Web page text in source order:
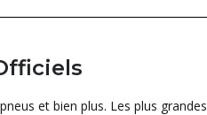
et bien plus. Les plus grandes